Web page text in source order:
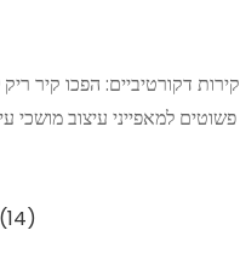
קירות דקורטיביים: הפכו קיר
פשוטים למאפייני עיצוב מושכי